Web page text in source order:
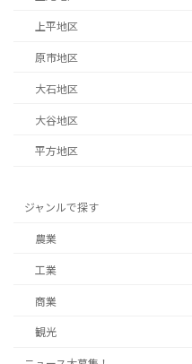
上平地区
原市地区
大石地区
大谷地区
平方地区
ジャンルで探す
農業
工業
商業
観光